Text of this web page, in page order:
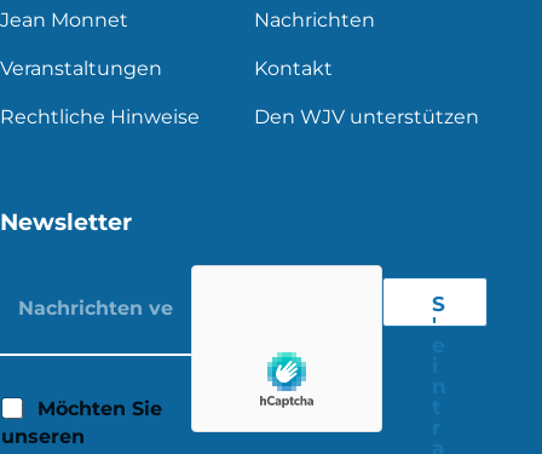
Jean Monnet Nachrichten
Veranstaltungen Kontakt
Rechtliche Hinweise Den WJV unterstützen
Newsletter
Möchten Sie
unseren
S
'